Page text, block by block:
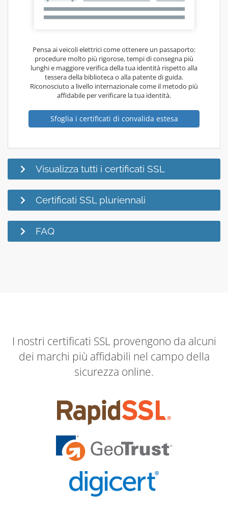
Pensa ai veicoli elettrici come ottenere un passaporto:
procedure molto più rigorose, tempi di consegna più
lunghi e maggiore verifica della tua identità rispetto alla
tessera della biblioteca o alla patente di guida.
Riconosciuto a livello internazionale come il metodo più
affidabile per verificare la tua identità.
Sfoglia i certificati di convalida estesa
Visualizza tutti i certificati SSL
Certificati SSL pluriennali
FAQ
I nostri certificati SSL provengono da alcuni
dei marchi più affidabili nel campo della
sicurezza online.